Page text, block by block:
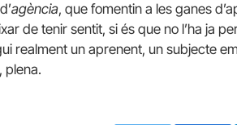
agència, que fomentin a les ganes
de tenir sentit, si és que no l’ha ja
realment un aprenent, un subjecte
plena.